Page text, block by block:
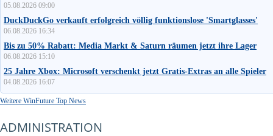
05.08.2026 09:00
DuckDuckGo verkauft erfolgreich völlig funktionslose 'Smartglasses'
06.08.2026 16:34
Bis zu 50% Rabatt: Media Markt & Saturn räumen jetzt ihre Lager
06.08.2026 15:10
25 Jahre Xbox: Microsoft verschenkt jetzt Gratis-Extras an alle Spieler
04.08.2026 16:07
Crucial: RAM-Hersteller weigert sich, lebenslange Garantie einzuhalten
06.08.2026 20:19
Weitere WinFuture Top News
ADMINISTRATION